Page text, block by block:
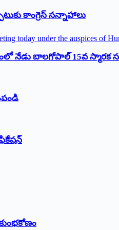
కాంగ్రెస్‌ ‌సన్నాహాలు
నేడు బాలగోపాల్‌ 15వ స్మారక